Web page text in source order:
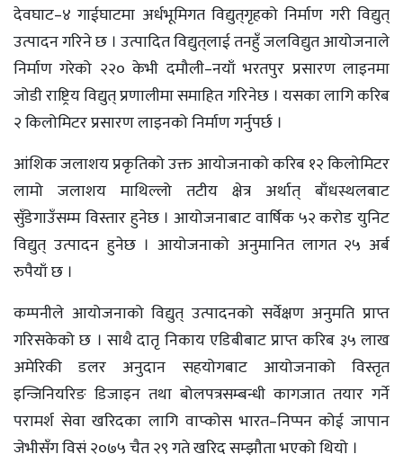
देवघाट–४ गाईघाटमा अर्धभूमिगत विद्युत्‌गृहको निर्माण गरी विद्युत्
उत्पादन गरिने छ । उत्पादित विद्युत्‌लाई तनहुँ जलविद्युत आयोजनाले
निर्माण गरेको २२० केभी दमौली–नयाँ भरतपुर प्रसारण लाइनमा
जोडी राष्ट्रिय विद्युत् प्रणालीमा समाहित गरिनेछ । यसका लागि करिब
२ किलोमिटर प्रसारण लाइनको निर्माण गर्नुपर्छ ।
आंशिक जलाशय प्रकृतिको उक्त आयोजनाको करिब १२ किलोमिटर
लामो जलाशय माथिल्लो तटीय क्षेत्र अर्थात् बाँधस्थलबाट
सुँडेगाउँसम्म विस्तार हुनेछ । आयोजनाबाट वार्षिक ५२ करोड युनिट
विद्युत् उत्पादन हुनेछ । आयोजनाको अनुमानित लागत २५ अर्ब
रुपैयाँ छ ।
कम्पनीले आयोजनाको विद्युत् उत्पादनको सर्वेक्षण अनुमति प्राप्त
गरिसकेको छ । साथै दातृ निकाय एडिबीबाट प्राप्त करिब ३५ लाख
अमेरिकी डलर अनुदान सहयोगबाट आयोजनाको विस्तृत
इन्जिनियरिङ डिजाइन तथा बोलपत्रसम्बन्धी कागजात तयार गर्ने
परामर्श सेवा खरिदका लागि वाप्कोस भारत–निप्पन कोई जापान
जेभीसँग विसं २०७५ चैत २९ गते खरिद सम्झौता भएको थियो ।